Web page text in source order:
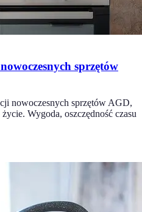
sprzętów
nowoczesnych sprzętów AGD,
Wygoda, oszczędność czasu